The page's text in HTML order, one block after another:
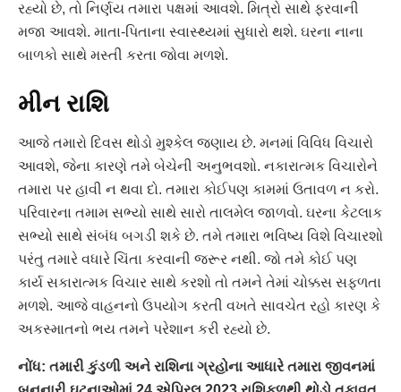
રહ્યો છે, તો નિર્ણય તમારા પક્ષમાં આવશે. મિત્રો સાથે ફરવાની
મજા આવશે. માતા-પિતાના સ્વાસ્થ્યમાં સુધારો થશે. ઘરના નાના
બાળકો સાથે મસ્તી કરતા જોવા મળશે.
મીન રાશિ
આજે તમારો દિવસ થોડો મુશ્કેલ જણાય છે. મનમાં વિવિધ વિચારો
આવશે, જેના કારણે તમે બેચેની અનુભવશો. નકારાત્મક વિચારોને
તમારા પર હાવી ન થવા દો. તમારા કોઈપણ કામમાં ઉતાવળ ન કરો.
પરિવારના તમામ સભ્યો સાથે સારો તાલમેલ જાળવો. ઘરના કેટલાક
સભ્યો સાથે સંબંધ બગડી શકે છે. તમે તમારા ભવિષ્ય વિશે વિચારશો
પરંતુ તમારે વધારે ચિંતા કરવાની જરૂર નથી. જો તમે કોઈ પણ
કાર્ય સકારાત્મક વિચાર સાથે કરશો તો તમને તેમાં ચોક્કસ સફળતા
મળશે. આજે વાહનનો ઉપયોગ કરતી વખતે સાવચેત રહો કારણ કે
અકસ્માતનો ભય તમને પરેશાન કરી રહ્યો છે.
નોંધ: તમારી કુંડળી અને રાશિના ગ્રહોના આધારે તમારા જીવનમાં